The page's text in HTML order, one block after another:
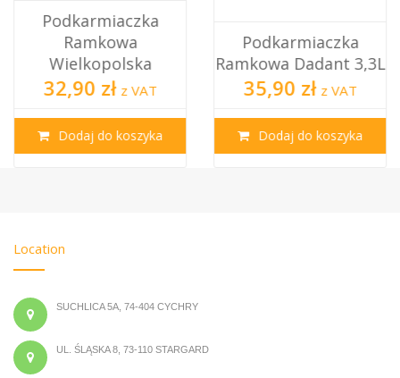
Podkarmiaczka
Ramkowa
Wielkopolska
32,90 zł z VAT
Dodaj do koszyka
Podkarmiaczka
Ramkowa Dadant 3,3L
35,90 zł z VAT
Dodaj do koszyka
Location
SUCHLICA 5A, 74-404 CYCHRY
UL. ŚLĄSKA 8, 73-110 STARGARD